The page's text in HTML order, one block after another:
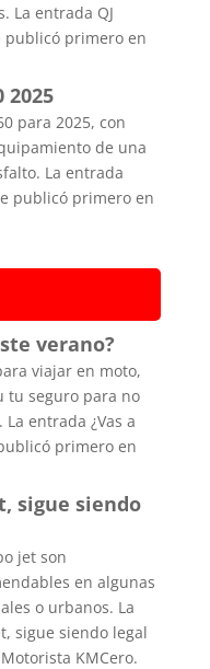
La entrada QJ
publicó primero en
2025
para 2025, con
de una
La entrada
publicó primero en
verano?
viajar en moto,
tu seguro para no
entrada ¿Vas a
primero en
sigue siendo
jet son
en algunas
o urbanos. La
sigue siendo legal
KMCero.